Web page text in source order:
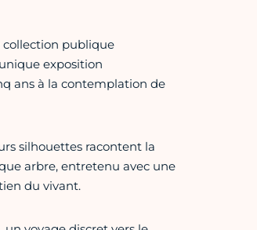
collection publique
exposition
ans à la contemplation de
silhouettes racontent la
arbre, entretenu avec une
du vivant.